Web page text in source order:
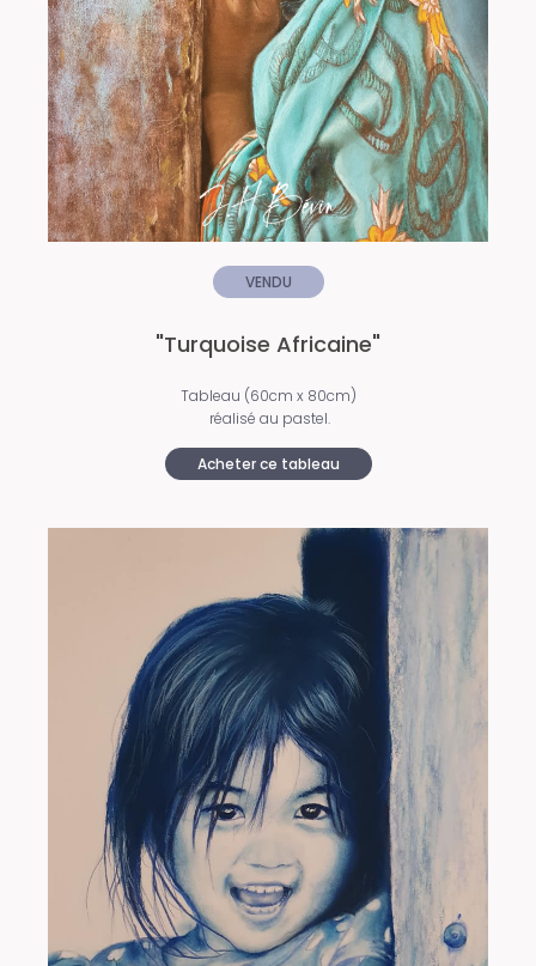
VENDU
"Turquoise Africaine"
Tableau (60cm x 80cm)
réalisé au pastel.
Acheter ce tableau